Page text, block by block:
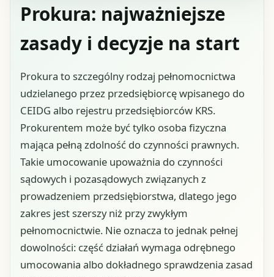
Prokura: najważniejsze
zasady i decyzje na start
Prokura to szczególny rodzaj pełnomocnictwa
udzielanego przez przedsiębiorcę wpisanego do
CEIDG albo rejestru przedsiębiorców KRS.
Prokurentem może być tylko osoba fizyczna
mająca pełną zdolność do czynności prawnych.
Takie umocowanie upoważnia do czynności
sądowych i pozasądowych związanych z
prowadzeniem przedsiębiorstwa, dlatego jego
zakres jest szerszy niż przy zwykłym
pełnomocnictwie. Nie oznacza to jednak pełnej
dowolności: część działań wymaga odrębnego
umocowania albo dokładnego sprawdzenia zasad